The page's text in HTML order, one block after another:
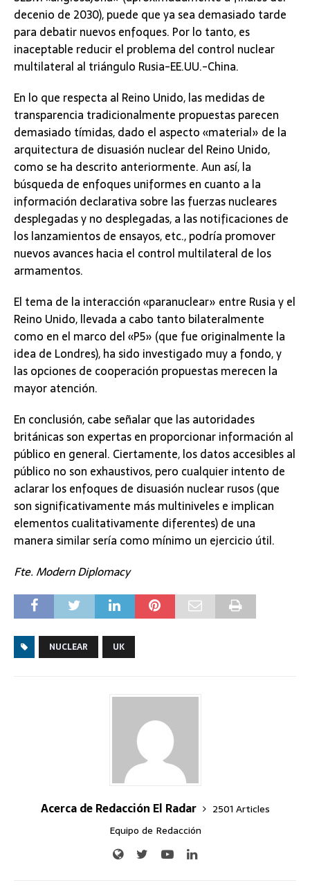
decenio de 2030), puede que ya sea demasiado tarde
para debatir nuevos enfoques. Por lo tanto, es
inaceptable reducir el problema del control nuclear
multilateral al triángulo Rusia-EE.UU.-China.
En lo que respecta al Reino Unido, las medidas de
transparencia tradicionalmente propuestas parecen
demasiado tímidas, dado el aspecto «material» de la
arquitectura de disuasión nuclear del Reino Unido,
como se ha descrito anteriormente. Aun así, la
búsqueda de enfoques uniformes en cuanto a la
información declarativa sobre las fuerzas nucleares
desplegadas y no desplegadas, a las notificaciones de
los lanzamientos de ensayos, etc., podría promover
nuevos avances hacia el control multilateral de los
armamentos.
El tema de la interacción «paranuclear» entre Rusia y el
Reino Unido, llevada a cabo tanto bilateralmente
como en el marco del «P5» (que fue originalmente la
idea de Londres), ha sido investigado muy a fondo, y
las opciones de cooperación propuestas merecen la
mayor atención.
En conclusión, cabe señalar que las autoridades
británicas son expertas en proporcionar información al
público en general. Ciertamente, los datos accesibles al
público no son exhaustivos, pero cualquier intento de
aclarar los enfoques de disuasión nuclear rusos (que
son significativamente más multiniveles e implican
elementos cualitativamente diferentes) de una
manera similar sería como mínimo un ejercicio útil.
Fte. Modern Diplomacy
NUCLEAR UK
Acerca de Redacción El Radar
2501 Articles
Equipo de Redacción